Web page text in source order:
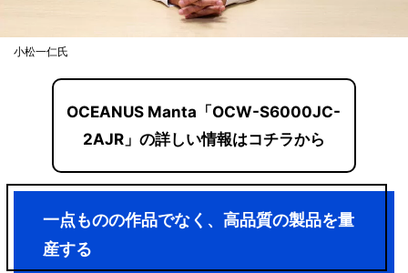
小松一仁氏
OCEANUS Manta「OCW-S6000JC-
2AJR」の詳しい情報はコチラから
一点ものの作品でなく、高品質の製品を量
産する